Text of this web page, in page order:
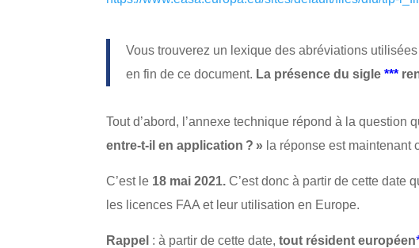
Vous trouverez un lexique des abréviations
en fin de ce document. La présence du sigle***
Tout d’abord, l’annexe technique répond à la question
entre-t-il en application ? » la réponse est maintenant
C’est le 18 mai 2021.C’est donc à partir de cette date
les licences FAA et leur utilisation en Europe.
Rappel : à partir de cette date,tout résident européen